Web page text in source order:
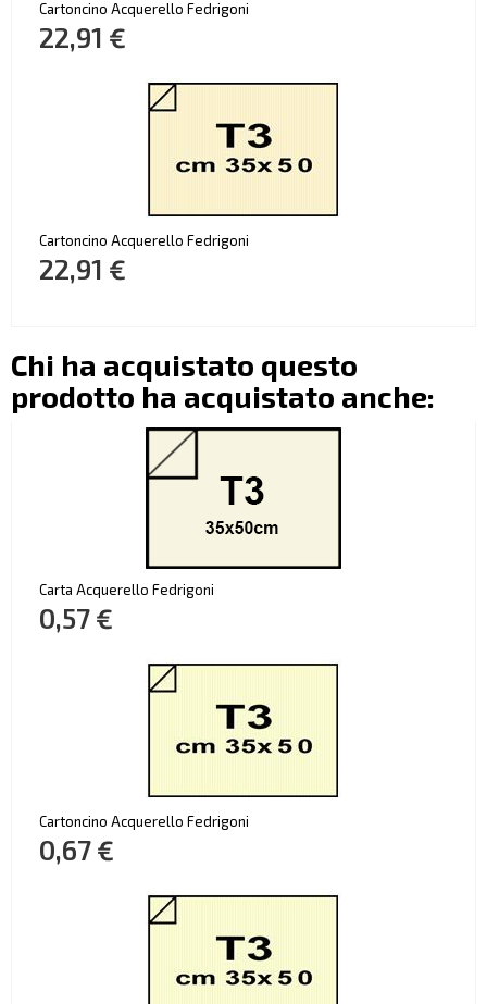
Cartoncino Acquerello Fedrigoni
22,91 €
Cartoncino Acquerello Fedrigoni
22,91 €
Chi ha acquistato questo
prodotto ha acquistato anche:
Carta Acquerello Fedrigoni
0,57 €
Cartoncino Acquerello Fedrigoni
0,67 €